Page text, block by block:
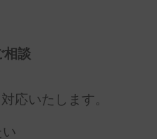
相談
応いたします。